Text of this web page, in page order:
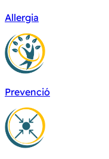
Allergia
Prevenció